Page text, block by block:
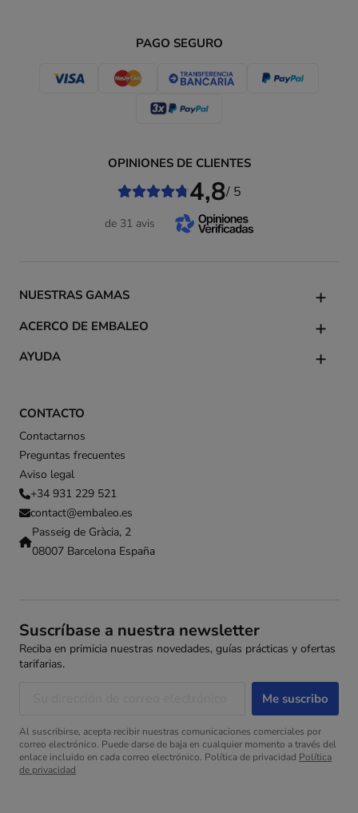
PAGO SEGURO
CONTACTO
Contactarnos
Preguntas frecuentes
Aviso legal
+34 931 229 521
contact@embaleo.es
Passeig de Gràcia, 2
08007 Barcelona España
NUESTRAS GAMAS
ACERCO DE EMBALEO
AYUDA
OPINIONES DE CLIENTES
4,8/ 5
de 31 avis
Suscríbase a nuestra newsletter
Reciba en primicia nuestras novedades, guías prácticas y ofertas
tarifarias.
Al suscribirse, acepta recibir nuestras comunicaciones comerciales por
correo electrónico. Puede darse de baja en cualquier momento a través del
enlace incluido en cada correo electrónico. Política de privacidad Política
de privacidad